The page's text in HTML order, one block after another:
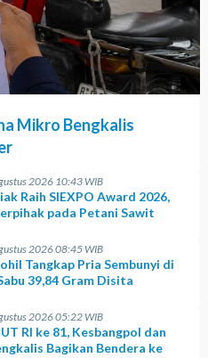
Mikro Bengkalis
2026 10:43 WIB
Raih SIEXPO Award 2026,
pada Petani Sawit
2026 08:45 WIB
Tangkap Pria Sembunyi di
39,84 Gram Disita
2026 05:22 WIB
RI ke 81, Kesbangpol dan
Bagikan Bendera ke